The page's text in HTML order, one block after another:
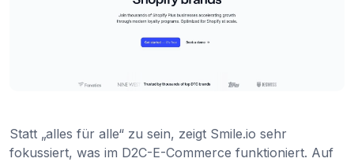
Statt „alles für alle“ zu sein, zeigt Smile.io sehr
fokussiert, was im D2C-E-Commerce funktioniert. Auf